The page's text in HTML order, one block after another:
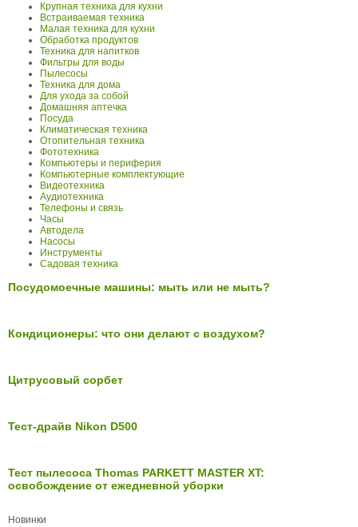
Крупная техника для кухни
Встраиваемая техника
Малая техника для кухни
Обработка продуктов
Техника для напитков
Фильтры для воды
Пылесосы
Техника для дома
Для ухода за собой
Домашняя аптечка
Посуда
Климатическая техника
Отопительная техника
Фототехника
Компьютеры и периферия
Компьютерные комплектующие
Видеотехника
Аудиотехника
Телефоны и связь
Часы
Автодела
Насосы
Инструменты
Садовая техника
Посудомоечные машины: мыть или не мыть?
Кондиционеры: что они делают с воздухом?
Цитрусовый сорбет
Тест-драйв Nikon D500
Тест пылесоса Thomas PARKETT MASTER XT:
освобождение от ежедневной уборки
Новинки